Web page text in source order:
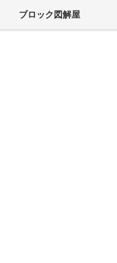
溢れるレゴ情報をシンプルに
ブロック図解屋